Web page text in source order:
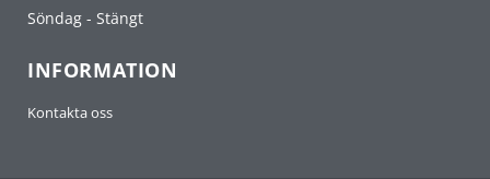
Söndag - Stängt
INFORMATION
Kontakta oss